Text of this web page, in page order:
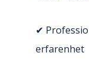
✔
erfarenhet